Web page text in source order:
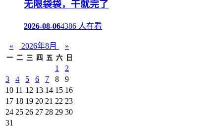
无限袋袋，干就完了
2026-08-064386 人在看
« 2026年8月 »
一 二 三 四 五 六 日
1
2
3
4 5 6 7 8
9
10 11 12 13 14 15 16
17 18 19 20 21 22 23
24 25 26 27 28 29 30
31